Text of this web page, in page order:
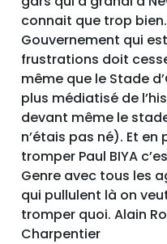
connait que trop
Gouvernement qui
frustrations doit
même que le Stade
plus médiatisé de
devant même le
n’étais pas né). Et en
tromper Paul BIYA
Genre avec tous les
qui pullulent là on
tromper quoi. Alain
Charpentier